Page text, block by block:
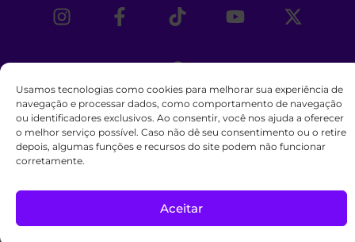
Usamos tecnologias como cookies para melhorar sua experiência de
navegação e processar dados, como comportamento de navegação
ou identificadores exclusivos. Ao consentir, você nos ajuda a oferecer
o melhor serviço possível. Caso não dê seu consentimento ou o retire
depois, algumas funções e recursos do site podem não funcionar
corretamente.
Aceitar